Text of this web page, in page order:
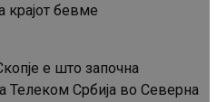
крајот бевме
е што започна
Телеком Србија во Северна